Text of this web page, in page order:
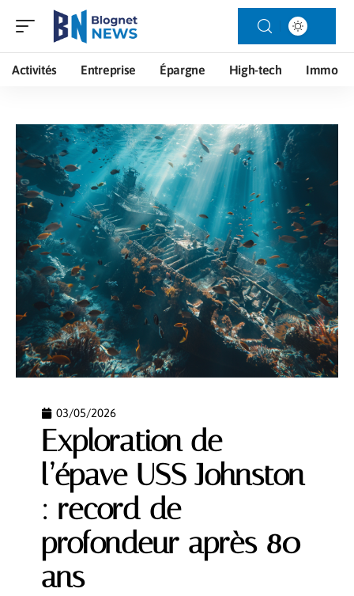
Activités Entreprise Épargne High-tech Immo
03/05/2026
Exploration de
l’épave USS Johnston
: record de
profondeur après 80
ans